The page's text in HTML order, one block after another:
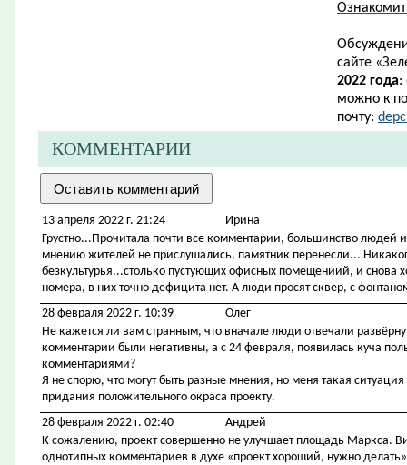
сайте «
2022 года:
можно к
почту:
КОММЕНТАРИИ
13 апреля 2022 г. 21:24
Ирина
Грустно...Прочитала почти все комментарии, большинство людей
мнению жителей не прислушались, памятник перенесли...
безкультурья...столько пустующих офисных помещениий, и снова
номера, в них точно дефицита нет. А люди просят сквер, с
28 февраля 2022 г. 10:39
Олег
Не кажется ли вам странным, что вначале люди отвечали
комментарии были негативны, а с 24 февраля, появилась куча
комментариями?
Я не спорю, что могут быть разные мнения, но меня такая
придания положительного окраса проекту.
28 февраля 2022 г. 02:40
Андрей
К сожалению, проект совершенно не улучшает площадь Маркса.
однотипных комментариев в духе «проект хороший, нужно